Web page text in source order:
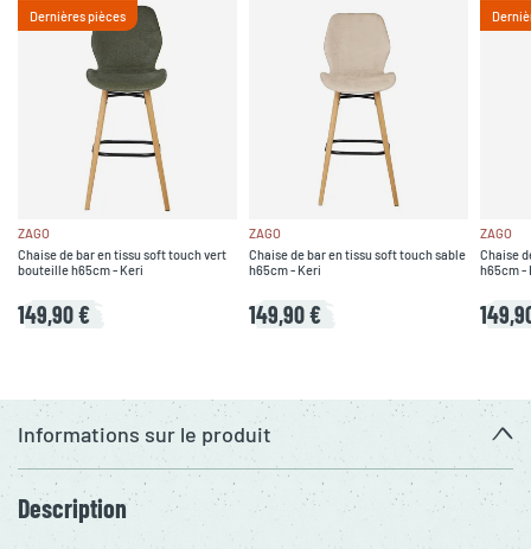
Dernières pièces
ZAGO
Chaise de bar en tissu soft touch vert
bouteille h65cm - Keri
149,90 €
ZAGO
Chaise de bar en tissu soft touch sable
h65cm - Keri
149,90 €
ZAGO
Chaise
h65cm -
Informations sur le produit
Description